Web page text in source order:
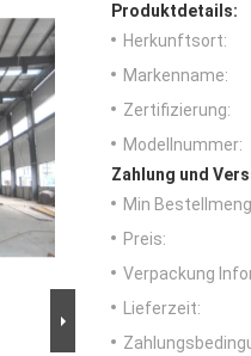
Produktdetails:
Herkunftsort:
Markenname:
Zertifizierung:
Modellnummer:
Zahlung und
Min
Preis:
Verpackung
Lieferzeit: